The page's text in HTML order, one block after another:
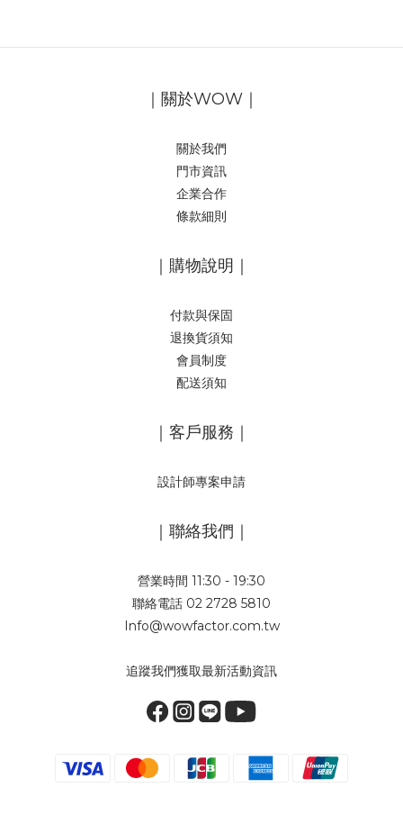
｜關於WOW｜
關於我們
門市資訊
企業合作
條款細則
｜購物說明｜
付款與保固
退換貨須知
會員制度
配送須知
｜客戶服務｜
設計師專案申請
｜聯絡我們｜
營業時間 11:30 - 19:30
聯絡電話 02 2728 5810
Info@wowfactor.com.tw
追蹤我們獲取最新活動資訊